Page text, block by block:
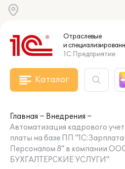
Отраслевые
и
1С:Предприятие
Каталог
Главная
Внедрения
Автоматизация кадрового
платы на базе ПП
Персоналом 8" в компании
БУХГАЛТЕРСКИЕ УСЛУГИ"